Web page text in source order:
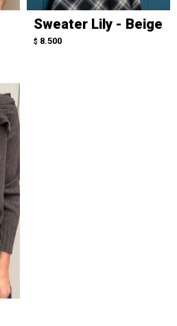
Sweater Lily - Beige
$ 8.500